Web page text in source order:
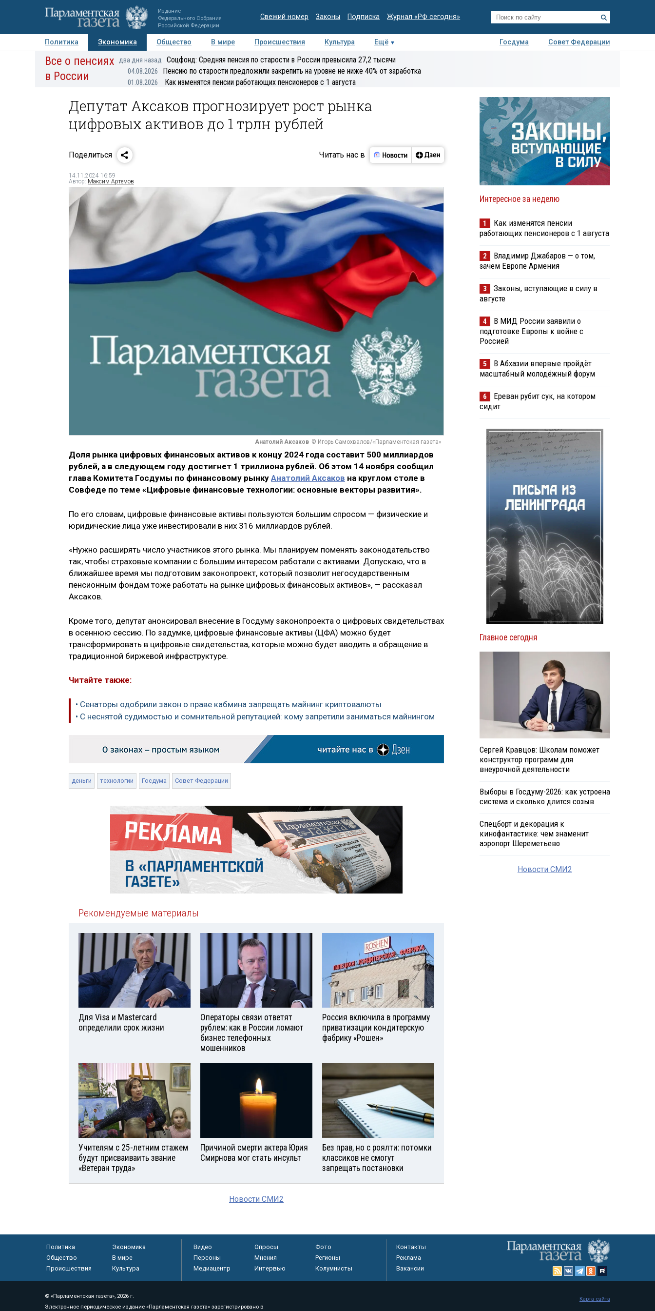
Издание
Федерального Собрания
Российской Федерации
Свежий номер Законы Подписка Журнал «РФ сегодня»
Политика Экономика Общество В мире Происшествия Культура Ещё Госдума
Совет Федерации
Авторы Персоны Мнения Регионы Медиацентр Интервью Колумнисты
Все о пенсиях
в России
два дня назад Соцфонд: Средняя пенсия по старости в России превысила 27,2 тысячи
04.08.2026 Пенсию по старости предложили закрепить на уровне не ниже 40% от заработка
01.08.2026 Как изменятся пенсии работающих пенсионеров с 1 августа
Депутат Аксаков прогнозирует рост рынка
цифровых активов до 1 трлн рублей
Поделиться Читать нас в
14.11.2024 16:59
Автор: Максим Артемов
Анатолий Аксаков © Игорь Самохвалов/«Парламентская газета»
Доля рынка цифровых финансовых активов к концу 2024 года составит 500 миллиардов
рублей, а в следующем году достигнет 1 триллиона рублей. Об этом 14 ноября сообщил
глава Комитета Госдумы по финансовому рынку Анатолий Аксаков на круглом столе в
Совфеде по теме «Цифровые финансовые технологии: основные векторы развития».
По его словам, цифровые финансовые активы пользуются большим спросом — физические и
юридические лица уже инвестировали в них 316 миллиардов рублей.
«Нужно расширять число участников этого рынка. Мы планируем поменять законодательство
так, чтобы страховые компании с большим интересом работали с активами. Допускаю, что в
ближайшее время мы подготовим законопроект, который позволит негосударственным
пенсионным фондам тоже работать на рынке цифровых финансовых активов», — рассказал
Аксаков.
Кроме того, депутат анонсировал внесение в Госдуму законопроекта о цифровых свидетельствах
в осеннюю сессию. По задумке, цифровые финансовые активы (ЦФА) можно будет
трансформировать в цифровые свидетельства, которые можно будет вводить в обращение в
традиционной биржевой инфраструктуре.
Читайте также:
• Сенаторы одобрили закон о праве кабмина запрещать майнинг криптовалюты
• С неснятой судимостью и сомнительной репутацией: кому запретили заниматься майнингом
деньги технологии Госдума Совет Федерации
Рекомендуемые материалы
Для Visа и Mastercard
определили срок жизни
Операторы связи ответят
рублем: как в России ломают
бизнес телефонных
мошенников
Россия включила в программу
приватизации кондитерскую
фабрику «Рошен»
Учителям с 25-летним стажем
будут присваиваить звание
«Ветеран труда»
Причиной смерти актера Юрия
Смирнова мог стать инсульт
Без прав, но с роялти: потомки
классиков не смогут
запрещать постановки
Новости СМИ2
Интересное за неделю
1
Как изменятся пенсии
работающих пенсионеров с 1 августа
2
Владимир Джабаров — о том,
зачем Европе Армения
3
Законы, вступающие в силу в
августе
4
В МИД России заявили о
подготовке Европы к войне с
Россией
5
В Абхазии впервые пройдёт
масштабный молодёжный форум
6
Ереван рубит сук, на котором
сидит
Главное сегодня
Сергей Кравцов: Школам поможет
конструктор программ для
внеурочной деятельности
Выборы в Госдуму-2026: как устроена
система и сколько длится созыв
Спецборт и декорация к
кинофантастике: чем знаменит
аэропорт Шереметьево
Новости СМИ2
Политика
Экономика
Общество
В мире
Происшествия
Культура
Видео Опросы
Фото
Персоны
Мнения
Регионы
Медиацентр
Интервью Колумнисты
Контакты
Реклама
Вакансии
© «Парламентская газета», 2026 г.
Электронное периодическое издание «Парламентская газета» зарегистрировано в
Карта сайта